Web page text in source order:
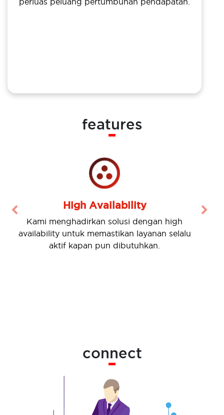
features
High Availability
Kami menghadirkan solusi dengan high
availability untuk memastikan layanan selalu
aktif kapan pun dibutuhkan.
Previous
connect